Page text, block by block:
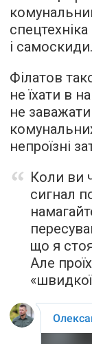
і самоскиди.
Філатов
не їхати в
не
непроїзні
Коли ви
сигнал
що я
Але